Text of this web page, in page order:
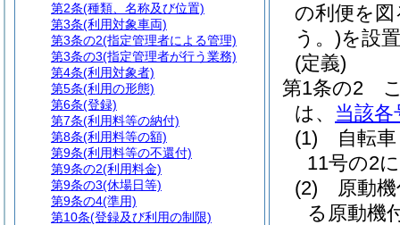
の利便を
う。)を設
(定義)
第1条の2
は、 当該各
(1)
自転
11号の2
(2)
原動
る原動機
第2条(種類、名称及び位置)
第3条(利用対象車両)
第3条の2(指定管理者による管理)
第3条の3(指定管理者が行う業務)
第4条(利用対象者)
第5条(利用の形態)
第6条(登録)
第7条(利用料等の納付)
第8条(利用料等の額)
第9条(利用料等の不還付)
第9条の2(利用料金)
第9条の3(休場日等)
第9条の4(準用)
第10条(登録及び利用の制限)